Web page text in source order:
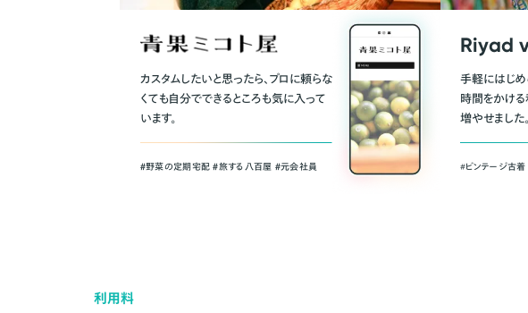
カスタムしたいと思ったら、プロに頼らな
くても自分でできるところも気に入って
います。
＃野菜の定期宅配 ＃旅する八百屋 ＃元会社員
Riyad
手軽にはじめ
時間をかけ
増やせました。
#ビンテージ古着
利用料